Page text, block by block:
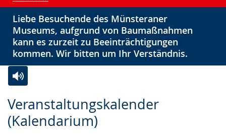
Liebe Besuchende des Münsteraner
Museums, aufgrund von Baumaßnahmen
kann es zurzeit zu Beeinträchtigungen
kommen. Wir bitten um Ihr Verständnis.
Veranstaltungskalender
(Kalendarium)
Leichten
Sprache
Audio-
Unterstützung.
Video
in